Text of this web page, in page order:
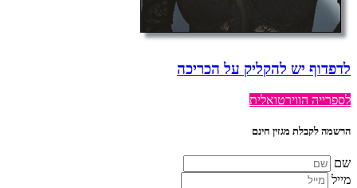
לדפדוף יש להקליק על הכריכה
לספרייה הווירטואלית
הרשמה לקבלת מגזין חינם
שם
מייל